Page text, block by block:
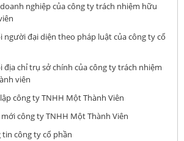
nghiệp của công ty trách nhiệm hữu
người đại diện theo pháp luật của công ty cổ
địa chỉ trụ sở chính của công ty trách nhiệm
viên
công ty TNHH Một Thành Viên
công ty TNHH Một Thành Viên
công ty cổ phần